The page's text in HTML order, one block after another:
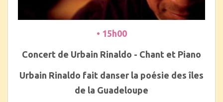
• 15h00
Concert de Urbain Rinaldo - Chant et Piano
Urbain Rinaldo fait danser la poésie des îles
de la Guadeloupe